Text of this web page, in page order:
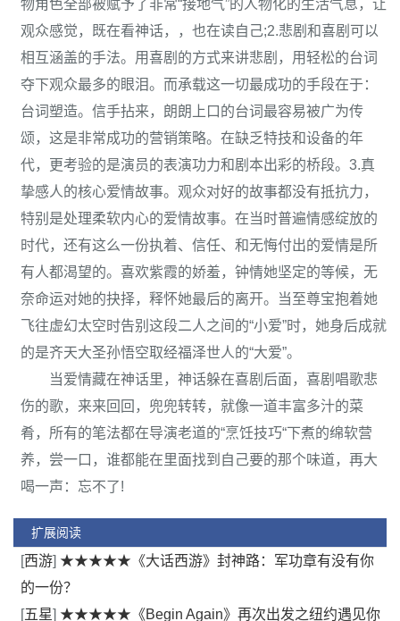
物角色全部被赋予了非常“接地气”的人物化的生活气息，让
观众感觉，既在看神话，，也在读自己;2.悲剧和喜剧可以
相互涵盖的手法。用喜剧的方式来讲悲剧，用轻松的台词
夺下观众最多的眼泪。而承载这一切最成功的手段在于：
台词塑造。信手拈来，朗朗上口的台词最容易被广为传
颂，这是非常成功的营销策略。在缺乏特技和设备的年
代，更考验的是演员的表演功力和剧本出彩的桥段。3.真
挚感人的核心爱情故事。观众对好的故事都没有抵抗力，
特别是处理柔软内心的爱情故事。在当时普遍情感绽放的
时代，还有这么一份执着、信任、和无悔付出的爱情是所
有人都渴望的。喜欢紫霞的娇羞，钟情她坚定的等候，无
奈命运对她的抉择，释怀她最后的离开。当至尊宝抱着她
飞往虚幻太空时告别这段二人之间的“小爱”时，她身后成就
的是齐天大圣孙悟空取经福泽世人的“大爱”。
当爱情藏在神话里，神话躲在喜剧后面，喜剧唱歌悲
伤的歌，来来回回，兜兜转转，就像一道丰富多汁的菜
肴，所有的笔法都在导演老道的“烹饪技巧“下煮的绵软营
养，尝一口，谁都能在里面找到自己要的那个味道，再大
喝一声：忘不了!
扩展阅读
[西游] ★★★★★《大话西游》封神路：军功章有没有你
的一份？
[五星] ★★★★★《Begin Again》再次出发之纽约遇见你